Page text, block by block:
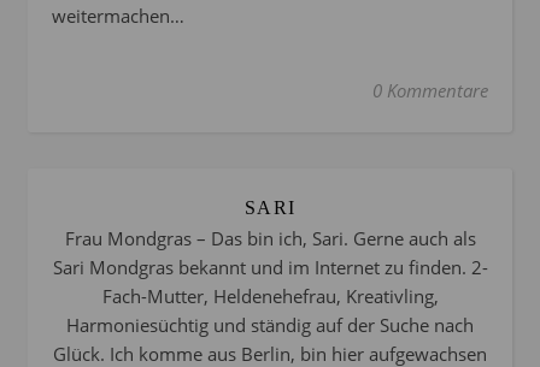
weitermachen…
0 Kommentare
SARI
Frau Mondgras – Das bin ich, Sari. Gerne auch als
Sari Mondgras bekannt und im Internet zu finden. 2-
Fach-Mutter, Heldenehefrau, Kreativling,
Harmoniesüchtig und ständig auf der Suche nach
Glück. Ich komme aus Berlin, bin hier aufgewachsen